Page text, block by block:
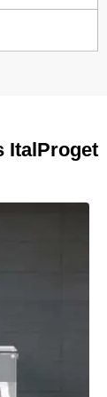
ItalProget